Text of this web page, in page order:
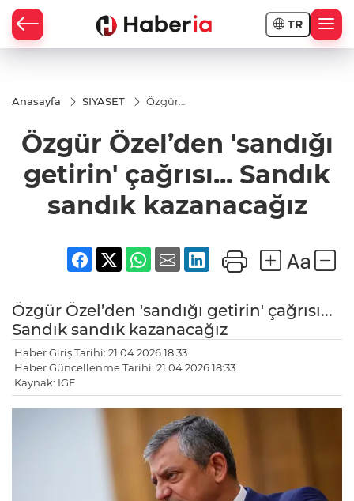
TR
Anasayfa SİYASET
Özgür
getirin'
çağrısı...
Sandık
sandık
kazanacağız
Özgür Özel’den 'sandığı
getirin' çağrısı... Sandık
sandık kazanacağız
Özgür Özel’den 'sandığı getirin' çağrısı...
Sandık sandık kazanacağız
Haber Giriş Tarihi: 21.04.2026 18:33
Haber Güncellenme Tarihi: 21.04.2026 18:33
Kaynak: IGF